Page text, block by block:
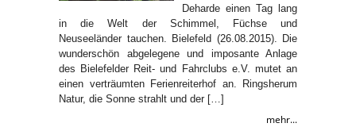
Deharde einen Tag lang
in die Welt der Schimmel, Füchse und
Neuseeländer tauchen. Bielefeld (26.08.2015). Die
wunderschön abgelegene und imposante Anlage
des Bielefelder Reit- und Fahrclubs e.V. mutet an
einen verträumten Ferienreiterhof an. Ringsherum
Natur, die Sonne strahlt und der […]
mehr...